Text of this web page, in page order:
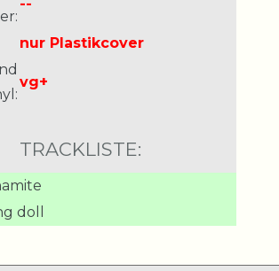
--
nur Plastikcover
vg+
TRACKLISTE:
doll